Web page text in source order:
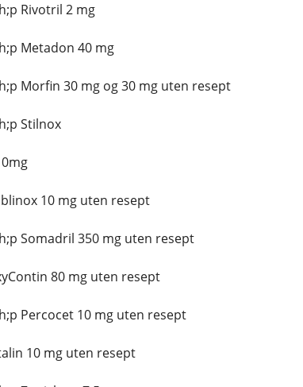
Rivotril 2 mg
Metadon 40 mg
Morfin 30 mg og 30 mg uten resept
Stilnox
10 mg uten resept
Somadril 350 mg uten resept
80 mg uten resept
Percocet 10 mg uten resept
10 mg uten resept